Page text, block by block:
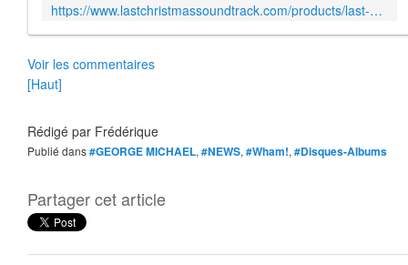
https://www.lastchristmassoundtrack.com/products/last-christmas-7-vinyl
Voir les commentaires
[Haut]
Rédigé par Frédérique
Publié dans#GEORGE MICHAEL, #NEWS, #Wham!, #Disques-Albums
Partager cet article